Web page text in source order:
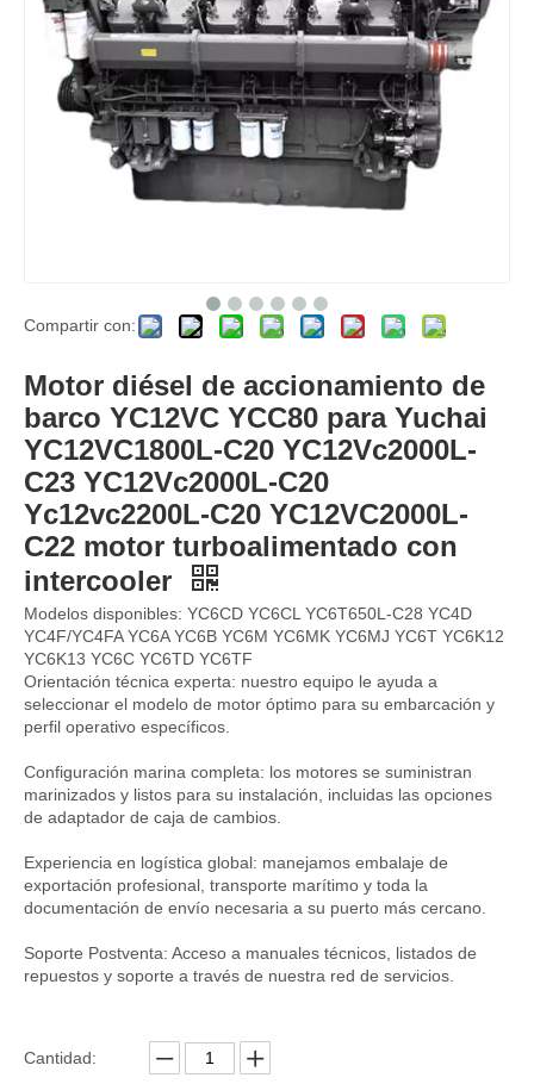
Para motor diésel serie Yuchai YC16VTD2270-D30, motor G-Drive de 16 cilindros YC16VTD2270-D30 YC16VTD2510-D30 YC16VTD2270-D32 YC16VTD2510-D32 YC16VTD2700-D32 para motor diésel serie Yuchai YCQ7.5 YCD6Q YCQ7.5T210-G30 YCD6Q23H8-210 YCQ7.5285-G30 YCD6Q33H6-260 Motor diésel de potencia de 6 cilindros G-Drive motor turboalimentado con intercooler
Motor diésel YC6M YC6MK para barco, para Yuchai YC6M280-20 YC6M375-20 YC6MK400-40, motor turboalimentado intercooler Motor diésel de accionamiento de barco YC6MJ para Yuchai YC6MJ365L-C20 YC6MJ410L-C20 YC6MJ450L-C20 YC6MJ550L-C20 motor turboalimentado intercooler
Motor diésel de accionamiento de barco YC6K12 para Yuchai YC6K365L-C20 YC6K400L-C20 YC6K420L-C20 YC6K460L-C20 YC6K500L-C20 YC6K550L-C20 YC6K600L-C20 motor turboalimentado con intercooler
Compartir con:
Motor diésel de accionamiento de
barco YC12VC YCC80 para Yuchai
YC12VC1800L-C20 YC12Vc2000L-
C23 YC12Vc2000L-C20
Yc12vc2200L-C20 YC12VC2000L-
C22 motor turboalimentado con
intercooler
Modelos disponibles: YC6CD YC6CL YC6T650L-C28 YC4D
YC4F/YC4FA YC6A YC6B YC6M YC6MK YC6MJ YC6T YC6K12
YC6K13 YC6C YC6TD YC6TF
Orientación técnica experta: nuestro equipo le ayuda a
seleccionar el modelo de motor óptimo para su embarcación y
perfil operativo específicos.
Configuración marina completa: los motores se suministran
marinizados y listos para su instalación, incluidas las opciones
de adaptador de caja de cambios.
Experiencia en logística global: manejamos embalaje de
exportación profesional, transporte marítimo y toda la
documentación de envío necesaria a su puerto más cercano.
Soporte Postventa: Acceso a manuales técnicos, listados de
repuestos y soporte a través de nuestra red de servicios.
Cantidad: